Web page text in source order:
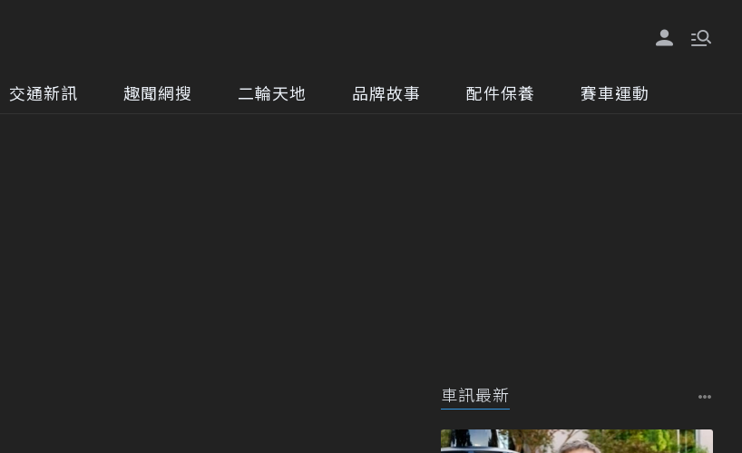
交通新訊 趣聞網搜 二輪天地 品牌故事 配件保養 賽車運動
車訊最新